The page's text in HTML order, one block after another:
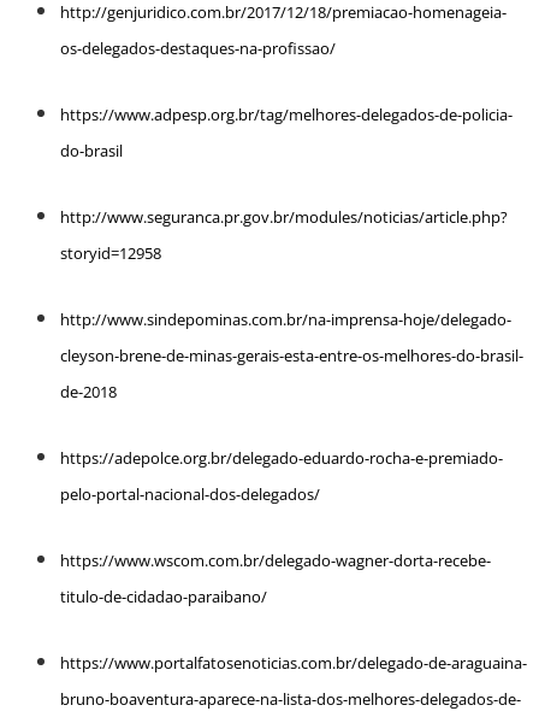
http://genjuridico.com.br/2017/12/18/premiacao-homenageia-
os-delegados-destaques-na-profissao/
https://www.adpesp.org.br/tag/melhores-delegados-de-policia-
do-brasil
http://www.seguranca.pr.gov.br/modules/noticias/article.php?
storyid=12958
http://www.sindepominas.com.br/na-imprensa-hoje/delegado-
cleyson-brene-de-minas-gerais-esta-entre-os-melhores-do-brasil-
de-2018
https://adepolce.org.br/delegado-eduardo-rocha-e-premiado-
pelo-portal-nacional-dos-delegados/
https://www.wscom.com.br/delegado-wagner-dorta-recebe-
titulo-de-cidadao-paraibano/
https://www.portalfatosenoticias.com.br/delegado-de-araguaina-
bruno-boaventura-aparece-na-lista-dos-melhores-delegados-de-